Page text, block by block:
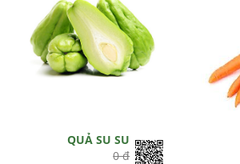
QUẢ SU SU
0 đ